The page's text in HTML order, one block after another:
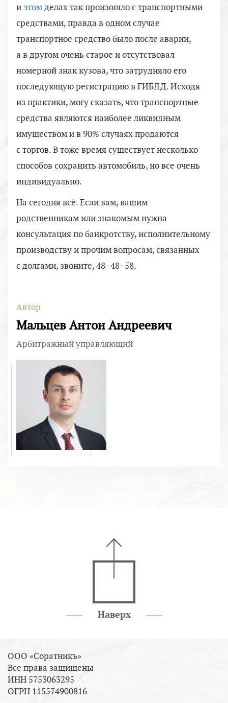
и этом делах так произошло с транспортными
средствами, правда в одном случае
транспортное средство было после аварии,
а в другом очень старое и отсутствовал
номерной знак кузова, что затрудняло его
последующую регистрацию в ГИБДД. Исходя
из практики, могу сказать, что транспортные
средства являются наиболее ликвидным
имуществом и в 90% случаях продаются
с торгов. В тоже время существует несколько
способов сохранить автомобиль, но все очень
индивидуально.
На сегодня всё. Если вам, вашим
родственникам или знакомым нужна
консультация по банкротству, исполнительному
производству и прочим вопросам, связанных
с долгами, звоните, 48−48−58.
Автор
Мальцев Антон Андреевич
Арбитражный управляющий
Наверх
ООО «Соратникъ»
Все права защищены
ИНН 5753063295
ОГРН 115574900816